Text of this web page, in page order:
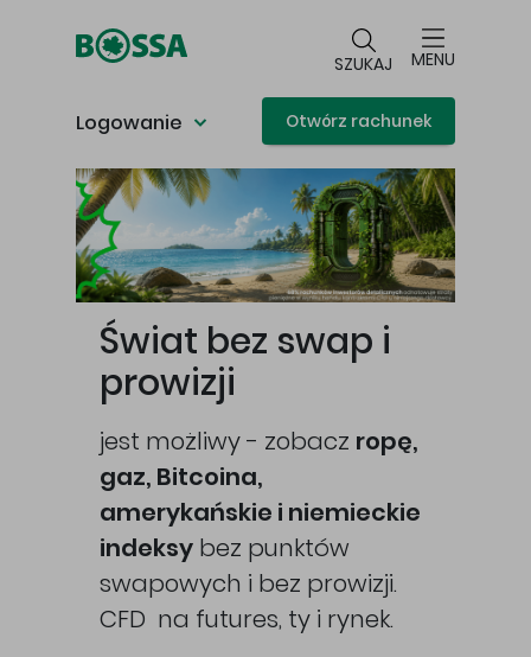
SZUKAJ MENU
Logowanie Otwórz rachunek
Główna treść
Świat bez swap i
prowizji
jest możliwy - zobacz ropę,
gaz, Bitcoina,
amerykańskie i niemieckie
indeksy bez punktów
swapowych i bez prowizji.
CFD na futures, ty i rynek.